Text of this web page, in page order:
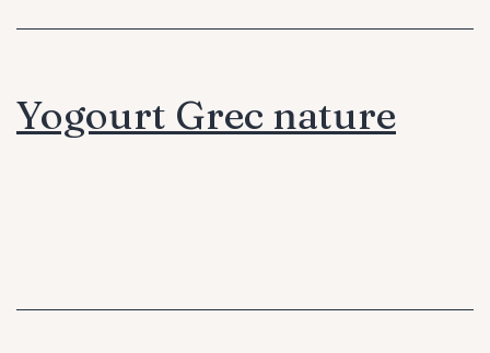
Yogourt Grec nature